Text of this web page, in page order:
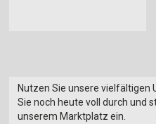
Nutzen Sie unsere vielfältigen
Sie noch heute voll durch und
unserem Marktplatz ein.